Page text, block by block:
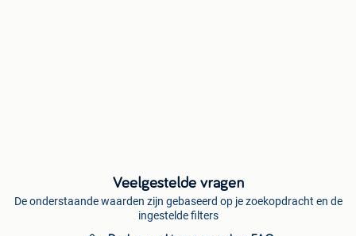
Veelgestelde vragen
De onderstaande waarden zijn gebaseerd op je zoekopdracht en de
ingestelde filters